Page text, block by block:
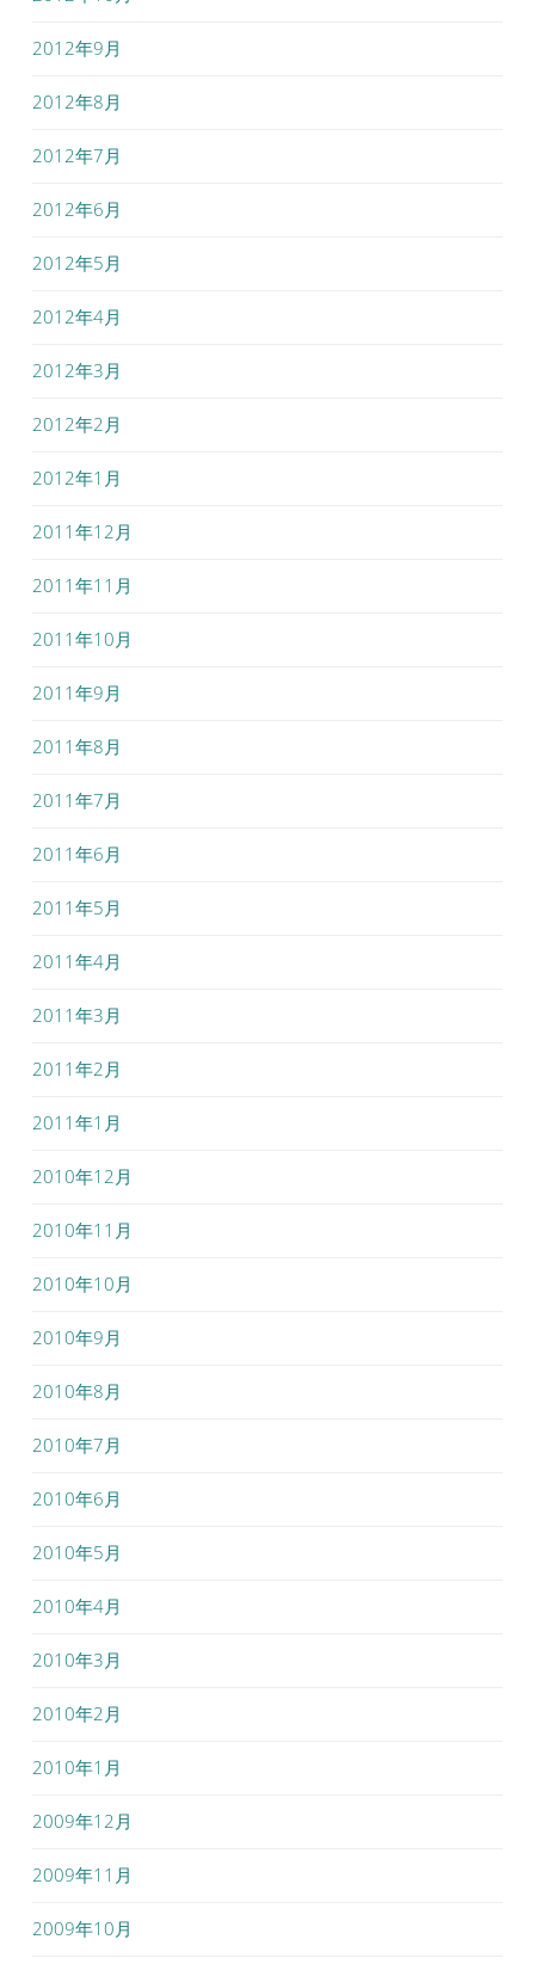
2012年9月
2012年8月
2012年7月
2012年6月
2012年5月
2012年4月
2012年3月
2012年2月
2012年1月
2011年12月
2011年11月
2011年10月
2011年9月
2011年8月
2011年7月
2011年6月
2011年5月
2011年4月
2011年3月
2011年2月
2011年1月
2010年12月
2010年11月
2010年10月
2010年9月
2010年8月
2010年7月
2010年6月
2010年5月
2010年4月
2010年3月
2010年2月
2010年1月
2009年12月
2009年11月
2009年10月